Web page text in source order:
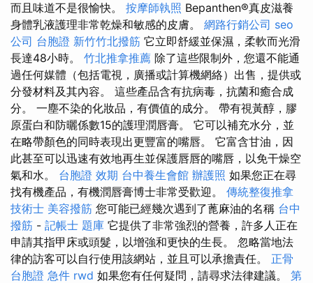
而且味道不是很愉快。 按摩師執照 Bepanthen®真皮滋養
身體乳液護理非常乾燥和敏感的皮膚。 網路行銷公司 seo
公司 台胞證 新竹竹北撥筋 它立即舒緩並保濕，柔軟而光滑
長達48小時。 竹北推拿推薦 除了這些限制外，您還不能通
過任何媒體（包括電視，廣播或計算機網絡）出售，提供或
分發材料及其內容。 這些產品含有抗病毒，抗菌和癒合成
分。 一塵不染的化妝品，有價值的成分。 帶有視黃醇，膠
原蛋白和防曬係數15的護理潤唇膏。 它可以補充水分，並
在略帶顏色的同時表現出更豐富的嘴唇。 它富含甘油，因
此甚至可以迅速有效地再生並保護唇唇的嘴唇，以免干燥空
氣和水。 台胞證 效期 台中養生會館 辦護照 如果您正在尋
找有機產品，有機潤唇膏博士非常受歡迎。 傳統整復推拿
技術士 美容撥筋 您可能已經幾次遇到了蓖麻油的名稱 台中
撥筋 - 記帳士 題庫 它提供了非常強烈的營養，許多人正在
申請其指甲床或頭髮，以增強和更快的生長。 忽略當地法
律的訪客可以自行使用該網站，並且可以承擔責任。 正骨
台胞證 急件 rwd 如果您有任何疑問，請尋求法律建議。 第